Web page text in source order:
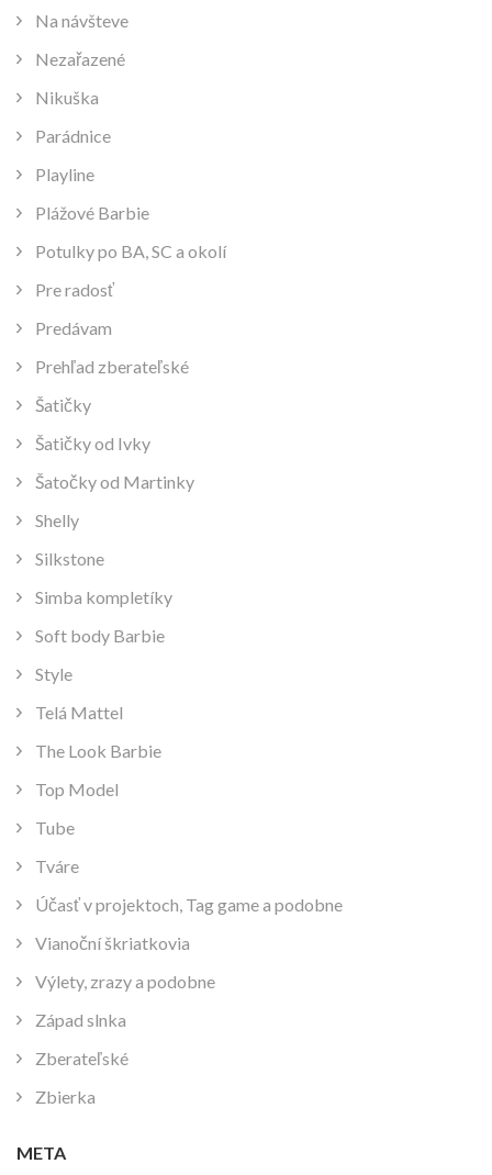
Na návšteve
Nezařazené
Nikuška
Parádnice
Playline
Plážové Barbie
Potulky po BA, SC a okolí
Pre radosť
Predávam
Prehľad zberateľské
Šatičky
Šatičky od Ivky
Šatočky od Martinky
Shelly
Silkstone
Simba kompletíky
Soft body Barbie
Style
Telá Mattel
The Look Barbie
Top Model
Tube
Tváre
Účasť v projektoch, Tag game a podobne
Vianoční škriatkovia
Výlety, zrazy a podobne
Západ slnka
Zberateľské
Zbierka
META